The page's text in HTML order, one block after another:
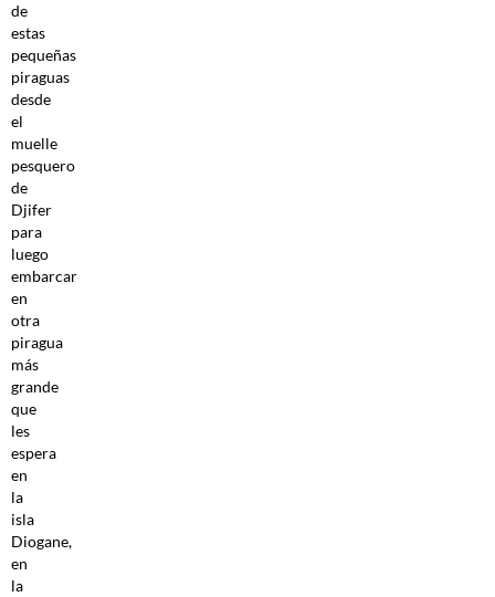
de
estas
pequeñas
piraguas
desde
el
muelle
pesquero
de
Djifer
para
luego
embarcar
en
otra
piragua
más
grande
que
les
espera
en
la
isla
Diogane,
en
la